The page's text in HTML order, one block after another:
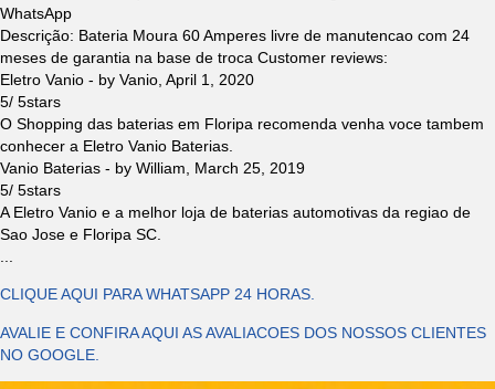
WhatsApp
Descrição: Bateria Moura 60 Amperes livre de manutencao com 24
meses de garantia na base de troca Customer reviews:
Eletro Vanio - by Vanio April 1, 2020
5/ 5stars
O Shopping das baterias em Floripa recomenda venha voce tambem
conhecer a Eletro Vanio Baterias.
Vanio Baterias - by William
March 25, 2019
5/ 5stars
A Eletro Vanio e a melhor loja de baterias automotivas da regiao de
Sao Jose e Floripa SC.
CLIQUE AQUI PARA WHATSAPP 24 HORAS.
AVALIE E CONFIRA AQUI AS AVALIACOES DOS NOSSOS CLIENTES
NO GOOGLE.